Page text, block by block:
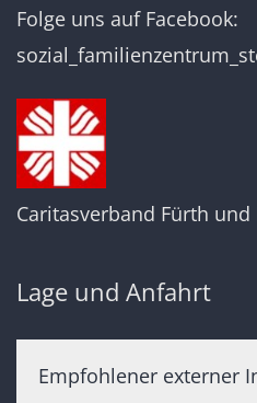
Folge uns auf Facebook:
Caritasverband Fürth
Lage und Anfahrt
Empfohlener externer